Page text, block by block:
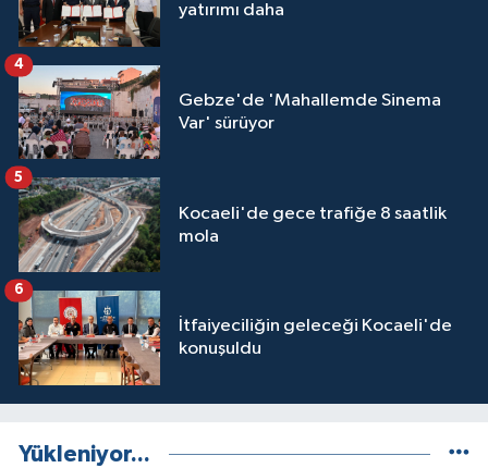
yatırımı daha
Gebze'de 'Mahallemde Sinema
Var' sürüyor
4
Kocaeli'de gece trafiğe 8 saatlik
mola
5
İtfaiyeciliğin geleceği Kocaeli'de
konuşuldu
6
Yükleniyor...